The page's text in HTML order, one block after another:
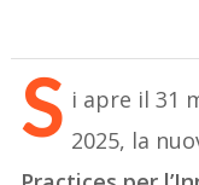
S i apre il 31
2025, la